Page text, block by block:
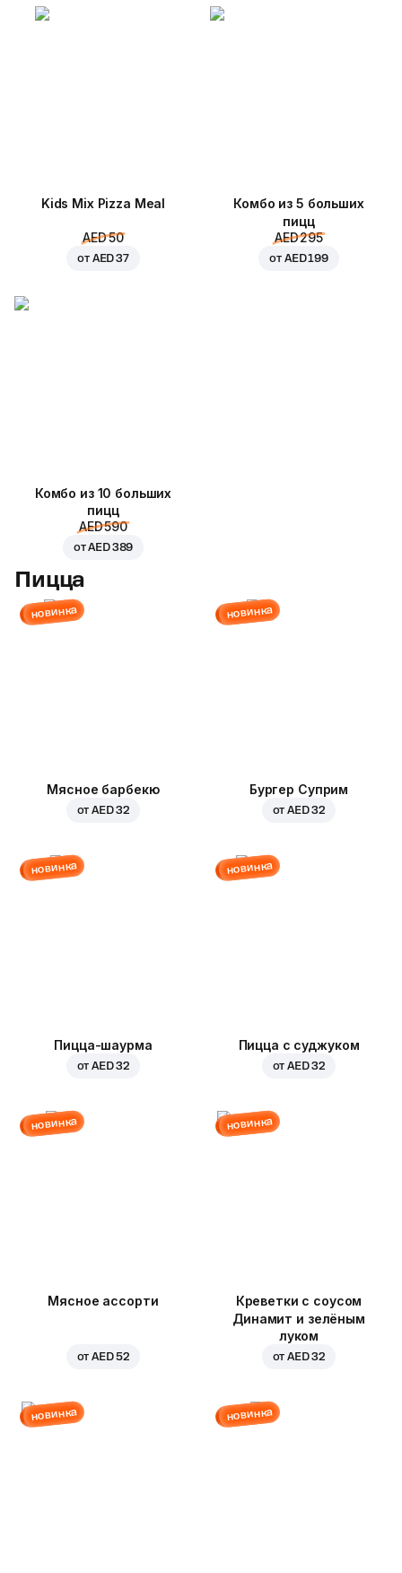
Kids Mix Pizza Meal
AED 50
от AED 37
Комбо из 5 больших
пицц
AED 295
от AED 199
Комбо из 10 больших
пицц
AED 590
отAED 389
Пицца
новинка
Мясное барбекю
отAED 32
новинка
Бургер Суприм
отAED 32
новинка
Пицца-шаурма
отAED 32
новинка
Пицца с суджуком
отAED 32
новинка
Мясное ассорти
отAED 52
новинка
Креветки с соусом
Динамит и зелёным
луком
отAED 32
новинка новинка